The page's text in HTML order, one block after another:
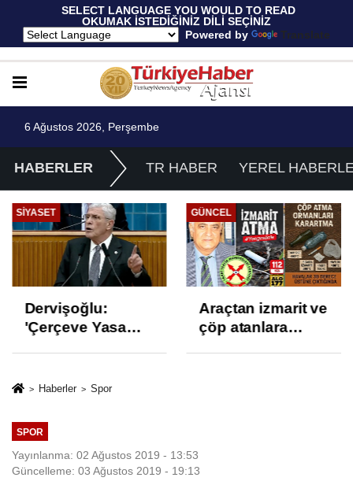
SELECT LANGUAGE YOU WOULD TO READ
OKUMAK İSTEDİĞİNİZ DİLİ SEÇİNİZ
Powered by
Translate
6 Ağustos 2026, Perşembe
HABERLER TR HABER YEREL
SIYASET
Dervişoğlu:
'Çerçeve Yasa
ve İhanet
GÜNCEL
Araçtan izmarit ve
çöp atanlara
Haberler Spor
SPOR
Yayınlanma: 02 Ağustos 2019 - 13:53
Güncelleme: 03 Ağustos 2019 - 19:13